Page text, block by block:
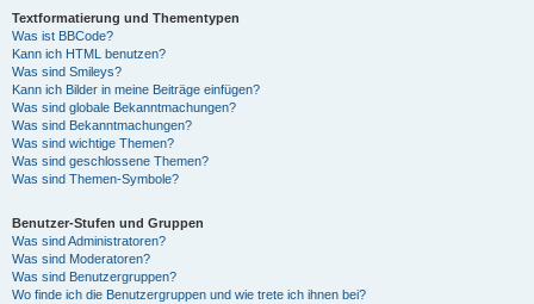
Textformatierung und Thementypen
Was ist BBCode?
Kann ich HTML benutzen?
Was sind Smileys?
Kann ich Bilder in meine Beiträge einfügen?
Was sind globale Bekanntmachungen?
Was sind Bekanntmachungen?
Was sind wichtige Themen?
Was sind geschlossene Themen?
Was sind Themen-Symbole?
Benutzer-Stufen und Gruppen
Was sind Administratoren?
Was sind Moderatoren?
Was sind Benutzergruppen?
Wo finde ich die Benutzergruppen und wie trete ich ihnen bei?